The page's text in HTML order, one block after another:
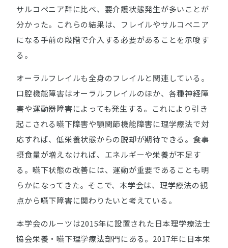
サルコペニア群に比べ、要介護状態発生が多いことが
分かった。これらの結果は、フレイルやサルコペニア
になる手前の段階で介入する必要があることを示唆す
る。
オーラルフレイルも全身のフレイルと関連している。
口腔機能障害はオーラルフレイルのほか、各種神経障
害や運動器障害によっても発生する。これにより引き
起こされる嚥下障害や顎関節機能障害に理学療法で対
応すれば、低栄養状態からの脱却が期待できる。食事
摂食量が増えなければ、エネルギーや栄養が不足す
る。嚥下状態の改善には、運動が重要であることも明
らかになってきた。そこで、本学会は、理学療法の観
点から嚥下障害に関わりたいと考えている。
本学会のルーツは2015年に設置された日本理学療法士
協会栄養・嚥下理学療法部門にある。2017年に日本栄